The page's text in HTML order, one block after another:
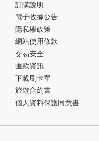
訂購說明
電子收據公告
隱私權政策
網站使用條款
交易安全
匯款資訊
下載刷卡單
旅遊合約書
個人資料保護同意書